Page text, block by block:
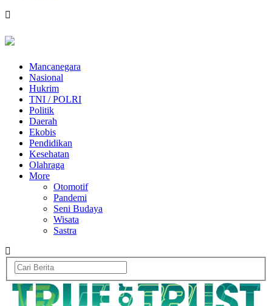
Mancanegara
Nasional
Hukrim
TNI / POLRI
Politik
Daerah
Ekobis
Pendidikan
Kesehatan
Olahraga
More
Otomotif
Pandemi
Seni Budaya
Wisata
Sastra